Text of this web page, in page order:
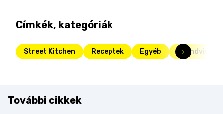
Címkék, kategóriák
Street Kitchen Receptek Egyéb Szendvics
További cikkek